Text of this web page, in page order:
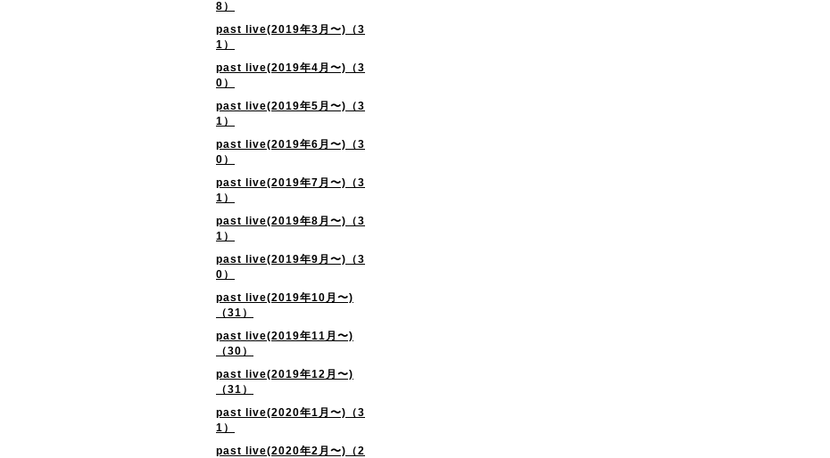
8）
past live(2019年3月〜)（3
1）
past live(2019年4月〜)（3
0）
past live(2019年5月〜)（3
1）
past live(2019年6月〜)（3
0）
past live(2019年7月〜)（3
1）
past live(2019年8月〜)（3
1）
past live(2019年9月〜)（3
0）
past live(2019年10月〜)
（31）
past live(2019年11月〜)
（30）
past live(2019年12月〜)
（31）
past live(2020年1月〜)（3
1）
past live(2020年2月〜)（2